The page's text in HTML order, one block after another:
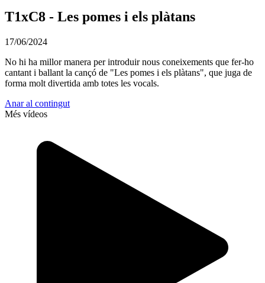
T1xC8 - Les pomes i els plàtans
17/06/2024
No hi ha millor manera per introduir nous coneixements que fer-ho
cantant i ballant la cançó de "Les pomes i els plàtans", que juga de
forma molt divertida amb totes les vocals.
Anar al contingut
Més vídeos